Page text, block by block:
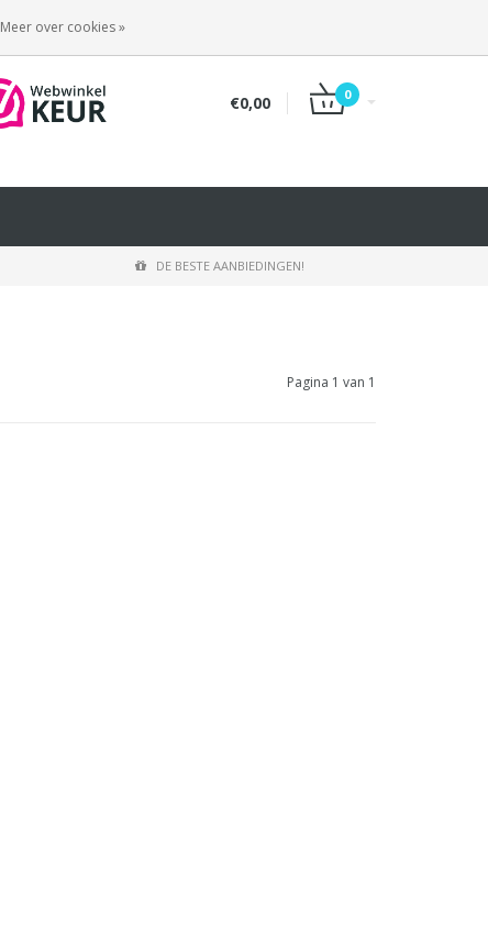
€0,00 0
DE BESTE AANBIEDINGEN!
Pagina 1 van 1
Meer over cookies »